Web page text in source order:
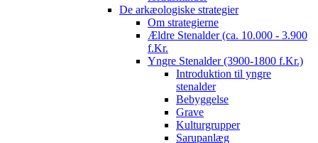
De arkæologiske strategier
Om strategierne
Ældre Stenalder (ca. 10.000 - 3.900
f.Kr.
Yngre Stenalder (3900-1800 f.Kr.)
Introduktion til yngre
stenalder
Bebyggelse
Grave
Kulturgrupper
Sarupanlæg